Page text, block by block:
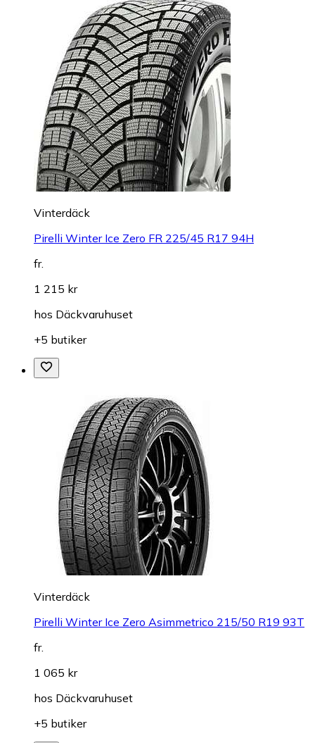
Vinterdäck
Pirelli Winter Ice Zero FR 225/45 R17 94H
fr.
1 215 kr
hos Däckvaruhuset
+5 butiker
Vinterdäck
Pirelli Winter Ice Zero Asimmetrico 215/50 R19 93T
fr.
1 065 kr
hos Däckvaruhuset
+5 butiker